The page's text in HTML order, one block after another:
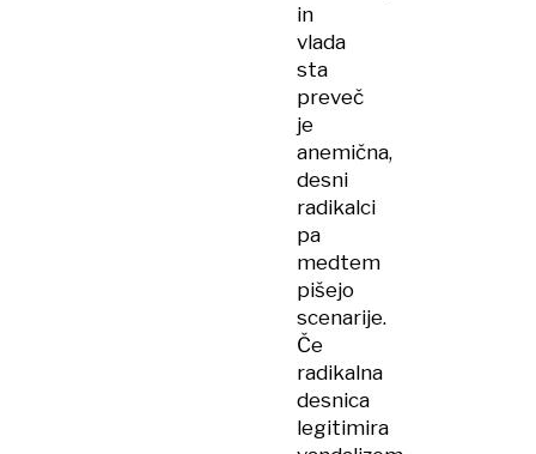
in
vlada
sta
preveč
je
anemična,
desni
radikalci
pa
medtem
pišejo
scenarije.
Če
radikalna
desnica
legitimira